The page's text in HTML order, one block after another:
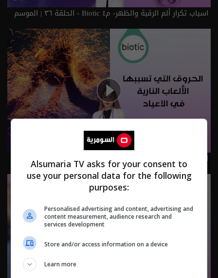
اسباب تكرار ألم الرقبة والظهر- م٤ Biotic - الحلقة ٣٦ | الموسم
4
الحلقة ٣٥ | الموسم 4Alsumaria TV asks for your consent to
use your personal data for the following
purposes:
Personalised advertising and content, advertising and
content measurement, audience research and
services development
Store and/or access information on a device
Learn more